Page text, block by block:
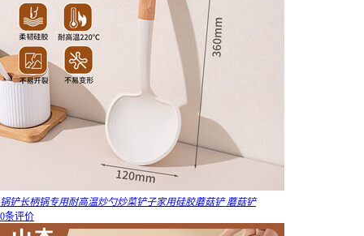
锅铲长柄锅专用耐高温炒勺炒菜铲子家用硅胶蘑菇铲 蘑菇铲
0条评价